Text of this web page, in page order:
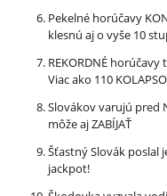
Pekelné horúčavy
klesnú aj o vyše 10
REKORDNÉ
Viac ako 110
Slovákov varujú pred
môže aj ZABÍJAŤ
Šťastný Slovák poslal
jackpot!